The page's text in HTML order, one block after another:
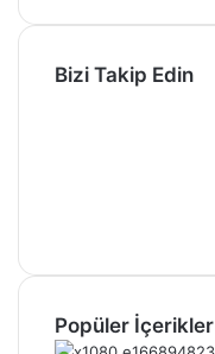
Bizi Takip Edin
Popüler İçerikler